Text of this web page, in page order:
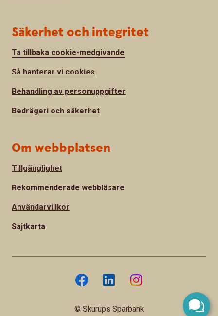
Säkerhet och integritet
Ta tillbaka cookie-medgivande
Så hanterar vi cookies
Behandling av personuppgifter
Bedrägeri och säkerhet
Om webbplatsen
Tillgänglighet
Rekommenderade webbläsare
Användarvillkor
Sajtkarta
© Skurups Sparbank